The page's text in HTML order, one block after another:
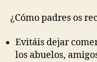
¿Cómo padres os
Evitáis dejar
los abuelos,